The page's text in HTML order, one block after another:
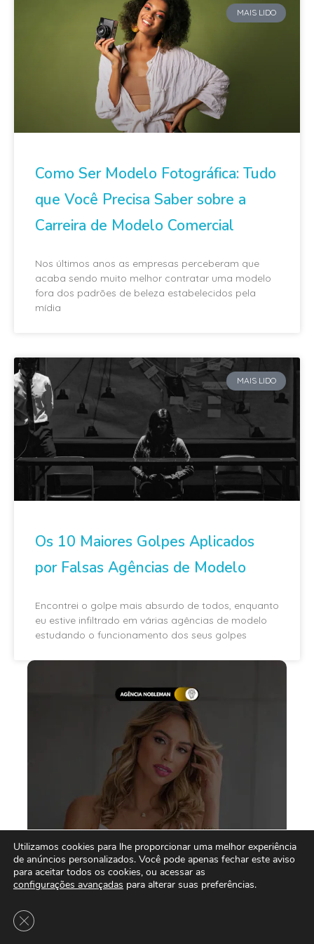
MAIS LIDO
Como Ser Modelo Fotográfica: Tudo
que Você Precisa Saber sobre a
Carreira de Modelo Comercial
Nos últimos anos as empresas perceberam que
acaba sendo muito melhor contratar uma modelo
fora dos padrões de beleza estabelecidos pela
mídia
MAIS LIDO
Os 10 Maiores Golpes Aplicados
por Falsas Agências de Modelo
Encontrei o golpe mais absurdo de todos, enquanto
eu estive infiltrado em várias agências de modelo
estudando o funcionamento dos seus golpes
Utilizamos cookies para lhe proporcionar uma melhor experiência
de anúncios personalizados. Você pode apenas fechar este aviso
para aceitar todos os cookies, ou acessar as
configurações avançadas para alterar suas preferências.
Close GDPR Cookie Banner